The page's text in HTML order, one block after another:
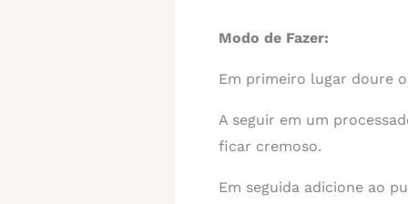
Modo de Fazer:
Em primeiro lugar doure
A seguir em um
ficar cremoso.
Em seguida adicione ao